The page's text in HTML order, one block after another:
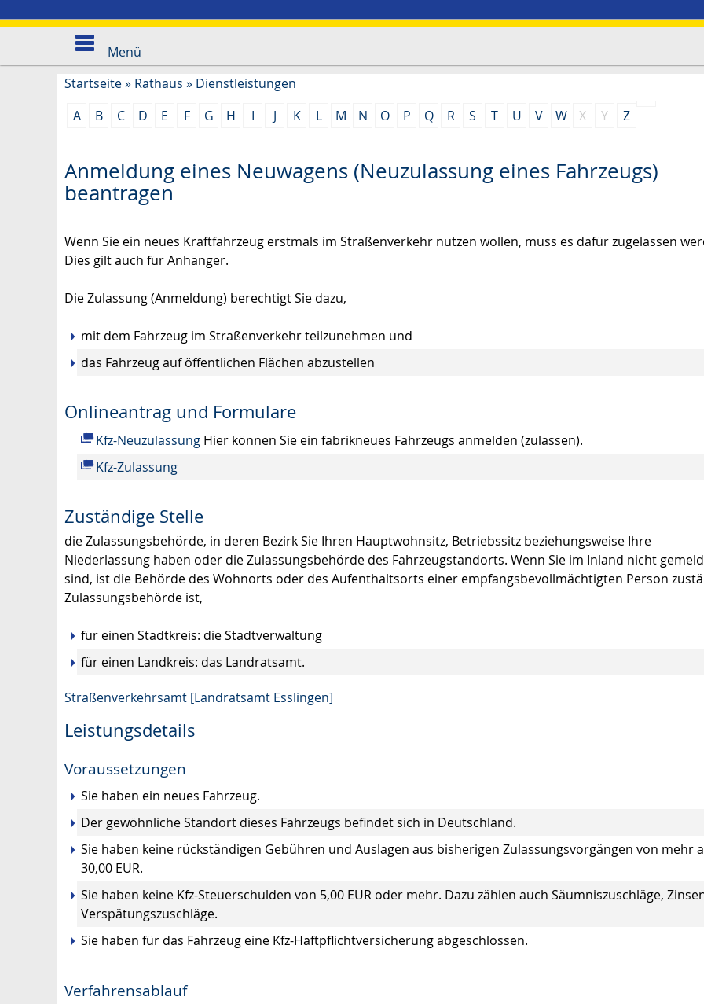
Menü
Startseite» Rathaus » Dienstleistungen
A
B C D E F G H I J K L M N O P Q R S T U V W X Y Z
Anmeldung eines Neuwagens (Neuzulassung eines Fahrzeugs)
beantragen
Wenn Sie ein neues Kraftfahrzeug erstmals im Straßenverkehr nutzen wollen, muss es dafür zugelassen
Dies gilt auch für Anhänger.
Die Zulassung (Anmeldung) berechtigt Sie dazu,
mit dem Fahrzeug im Straßenverkehr teilzunehmen und
das Fahrzeug auf öffentlichen Flächen abzustellen
Onlineantrag und Formulare
Kfz-Neuzulassung Hier können Sie ein fabrikneues Fahrzeugs anmelden (zulassen).
Kfz-Zulassung
Zuständige Stelle
die Zulassungsbehörde, in deren Bezirk Sie Ihren Hauptwohnsitz, Betriebssitz beziehungsweise Ihre
Niederlassung haben oder die Zulassungsbehörde des Fahrzeugstandorts. Wenn Sie im Inland nicht
sind, ist die Behörde des Wohnorts oder des Aufenthaltsorts einer empfangsbevollmächtigten Person
Zulassungsbehörde ist,
für einen Stadtkreis: die Stadtverwaltung
für einen Landkreis: das Landratsamt.
Straßenverkehrsamt [Landratsamt Esslingen]
Leistungsdetails
Voraussetzungen
Sie haben ein neues Fahrzeug.
Der gewöhnliche Standort dieses Fahrzeugs befindet sich in Deutschland.
Sie haben keine rückständigen Gebühren und Auslagen aus bisherigen Zulassungsvorgängen von mehr
30,00 EUR.
Sie haben keine Kfz-Steuerschulden von 5,00 EUR oder mehr. Dazu zählen auch Säumniszuschläge,
Verspätungszuschläge.
Sie haben für das Fahrzeug eine Kfz-Haftpflichtversicherung abgeschlossen.
Verfahrensablauf